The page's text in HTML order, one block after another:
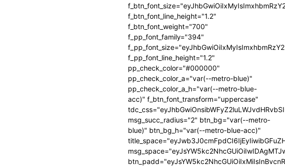
f_btn_font_line_height="1.2"
f_btn_font_weight="700"
f_pp_font_family="394"
f_pp_font_line_height="1.2"
pp_check_color="#000000"
pp_check_color_a="var(--metro-blue)"
pp_check_color_a_h="var(--metro-blue-
acc)" f_btn_font_transform="uppercase"
msg_succ_radius="2" btn_bg="var(--metro-
blue)" btn_bg_h="var(--metro-blue-acc)"